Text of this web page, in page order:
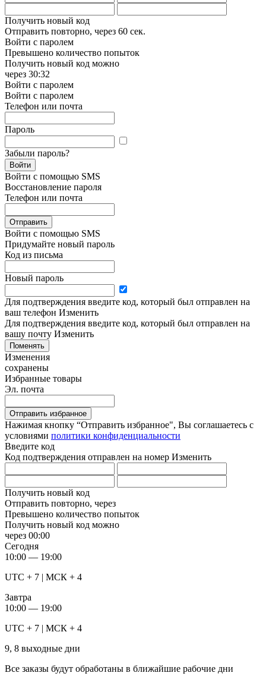
Получить новый код
Отправить повторно, через 60 сек.
Войти с паролем
Превышено количество попыток
Получить новый код можно
через 30:32
Войти с паролем
Войти с паролем
Телефон или почта
Пароль
Забыли пароль?
Войти
Войти с помощью SMS
Восстановление пароля
Телефон или почта
Отправить
Войти с помощью SMS
Придумайте новый пароль
Код из письма
Новый пароль
Для подтверждения введите код, который был отправлен на
ваш телефон Изменить
Для подтверждения введите код, который был отправлен на
вашу почту Изменить
Поменять
Изменения
сохранены
Избранные товары
Эл. почта
Отправить избранное
Нажимая кнопку “Отправить избранное", Вы соглашаетесь c
условиями политики конфиденциальности
Введите код
Код подтверждения отправлен на номер Изменить
Получить новый код
Отправить повторно, через
Превышено количество попыток
Получить новый код можно
через 00:00
Сегодня
10:00 — 19:00
UTC + 7 | МСК + 4
Завтра
10:00 — 19:00
UTC + 7 | МСК + 4
9, 8 выходные дни
Все заказы будут обработаны в ближайшие рабочие дни